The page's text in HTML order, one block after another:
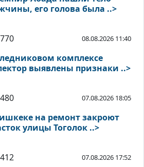
его голова была ..>
08.08.2026 11:40
комплексе
выявлены признаки ..>
07.08.2026 18:05
на ремонт закроют
участок улицы Тоголок ..>
07.08.2026 17:52